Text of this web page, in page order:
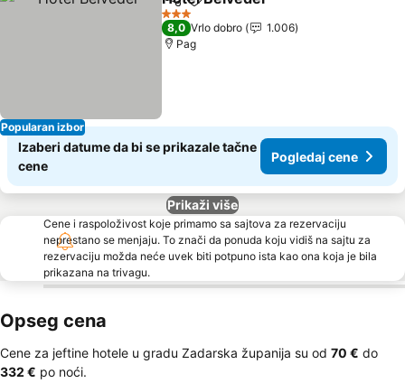
Popularan izbor
Deli Dodati u favorite
3 Zvezdice
8,0 Vrlo dobro
1.006
Pag
Izaberi datume da bi se prikazale tačne
cene
Pogledaj cene
Prikaži više
Cene i raspoloživost koje primamo sa sajtova za rezervaciju
neprestano se menjaju. To znači da ponuda koju vidiš na sajtu za
rezervaciju možda neće uvek biti potpuno ista kao ona koja je bila
prikazana na trivagu.
Opseg cena
Cene za jeftine hotele u gradu Zadarska županija su od ‎70 € do
‎332 € po noći.